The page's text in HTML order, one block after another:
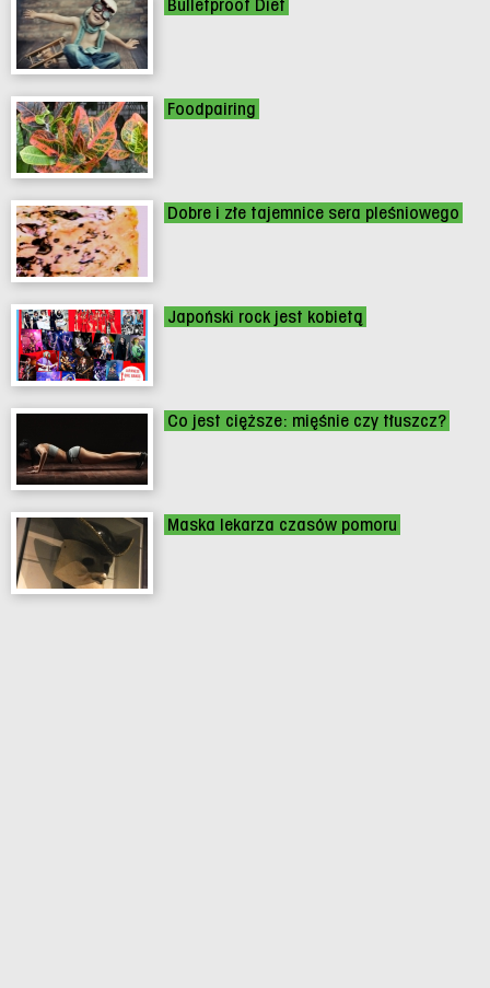
Bulletproof Diet
Foodpairing
Dobre i złe tajemnice sera pleśniowego
Japoński rock jest kobietą
Co jest cięższe: mięśnie czy tłuszcz?
Maska lekarza czasów pomoru